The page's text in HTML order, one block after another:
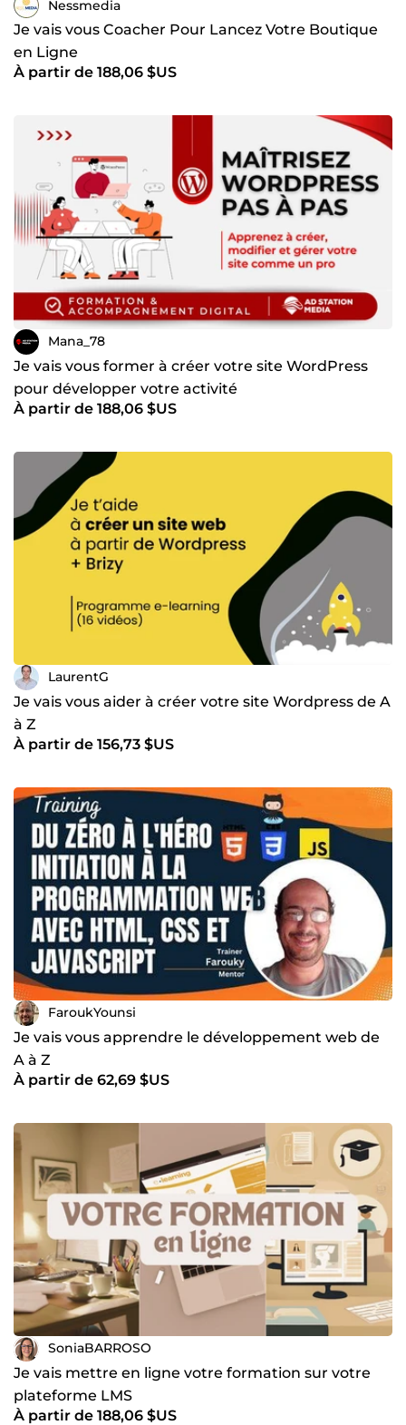
Nessmedia
Je vais vous Coacher Pour Lancez Votre Boutique
en Ligne
À partir de 188,06 $US
Mana_78
Je vais vous former à créer votre site WordPress
pour développer votre activité
À partir de 188,06 $US
LaurentG
Je vais vous aider à créer votre site Wordpress de A
à Z
À partir de 156,73 $US
FaroukYounsi
Je vais vous apprendre le développement web de
A à Z
À partir de 62,69 $US
SoniaBARROSO
Je vais mettre en ligne votre formation sur votre
plateforme LMS
À partir de 188,06 $US